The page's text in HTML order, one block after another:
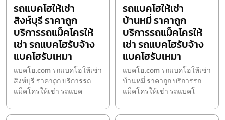
รถแบคโฮให้เช่า
สิงห์บุรี ราคาถูก
บริการรถแม็คโครให้
เช่า รถแบคโฮรับจ้าง
แบคโฮรับเหมา
แบคโฮ.com รถแบคโฮให้เช่า
สิงห์บุรี ราคาถูก บริการรถ
แม็คโครให้เช่า รถแบค
รถแบคโฮให้เช่า
บ้านหมี่ ราคาถูก
บริการรถแม็คโครให้
เช่า รถแบคโฮรับจ้าง
แบคโฮรับเหมา
แบคโฮ.com รถแบคโฮให้เช่า
บ้านหมี่ ราคาถูก บริการรถ
แม็คโครให้เช่า รถแบคโ